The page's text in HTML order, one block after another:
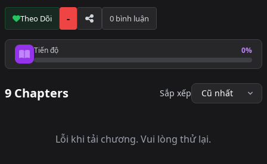
của công luận, bản án sẽ được thi hành…
Theo Dõi - 0 bình luận
Tiến độ 0%
Tiến độ đọc
9 Chapters Sắp xếp
Lỗi khi tải chương. Vui lòng thử lại.